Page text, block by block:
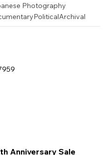
Photography
PoliticalArchival
Anniversary Sale